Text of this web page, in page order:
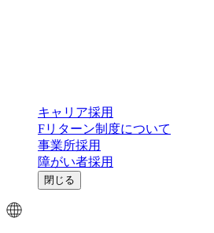
キャリア採用
Fリターン制度について
事業所採用
障がい者採用
閉じる